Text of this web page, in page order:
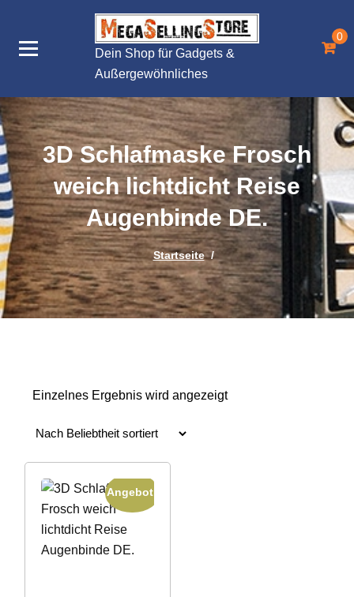
springen
Dein Shop für Gadgets &
Außergewöhnliches
0
3D Schlafmaske Frosch
weich lichtdicht Reise
Augenbinde DE.
Startseite/
Einzelnes Ergebnis wird angezeigt
Angebot!